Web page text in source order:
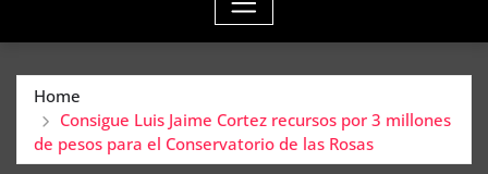
Home
Consigue Luis Jaime Cortez recursos por 3 millones
de pesos para el Conservatorio de las Rosas